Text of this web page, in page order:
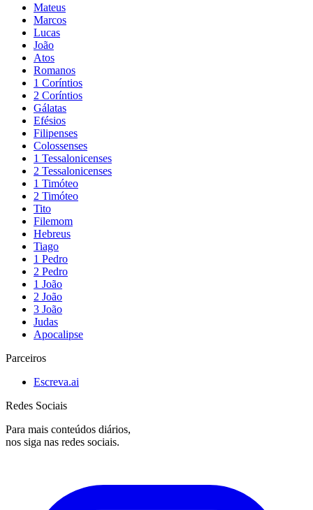
Mateus
Marcos
Lucas
João
Atos
Romanos
1 Coríntios
2 Coríntios
Gálatas
Efésios
Filipenses
Colossenses
1 Tessalonicenses
2 Tessalonicenses
1 Timóteo
2 Timóteo
Tito
Filemom
Hebreus
Tiago
1 Pedro
2 Pedro
1 João
2 João
3 João
Judas
Apocalipse
Parceiros
Escreva.ai
Redes Sociais
Para mais conteúdos diários,
nos siga nas redes sociais.